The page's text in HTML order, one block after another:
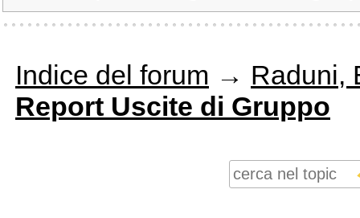
Indice del forum → Raduni,
Report Uscite di Gruppo